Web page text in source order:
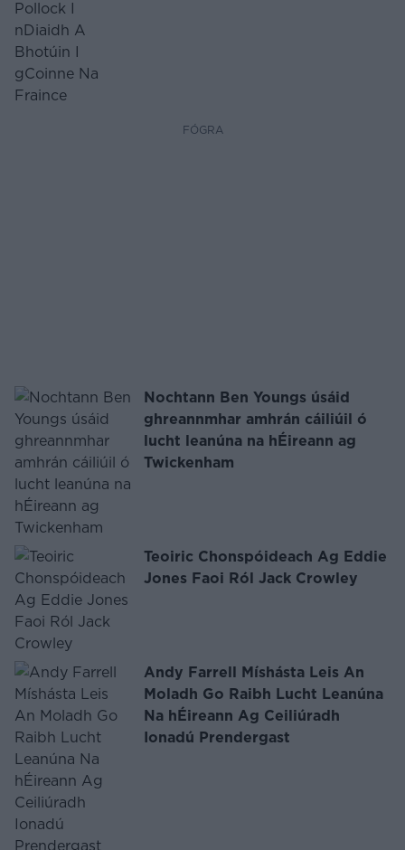
FÓGRA
Nochtann Ben Youngs úsáid
ghreannmhar amhrán cáiliúil ó
lucht leanúna na hÉireann ag
Twickenham
Teoiric Chonspóideach Ag Eddie
Jones Faoi Ról Jack Crowley
Andy Farrell Míshásta Leis An
Moladh Go Raibh Lucht Leanúna
Na hÉireann Ag Ceiliúradh
Ionadú Prendergast